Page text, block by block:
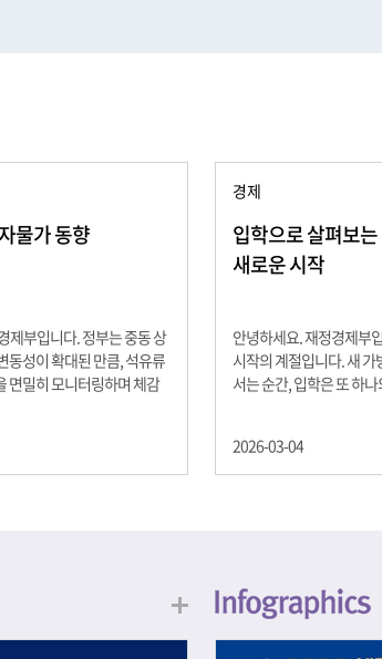
물가 동향
제부입니다. 정부는 중동 상
동성이 확대된 만큼, 석유류
면밀히 모니터링하며 체감
여주는 근원물가는 2.3% 상
인, 기상여건 등 불확실성이
경제
입학으로 살펴보
새로운 시작
안녕하세요. 재정경제부
시작의 계절입니다. 새 가
서는 순간, 입학은 또 하
음이기도 합니다. 입학이
각으로 바라보면, 우리는
식, 친구들과의 협업, 다양
문제 해결 경험은 모두 개
니다. 경제학에서는 이
2026-03-04